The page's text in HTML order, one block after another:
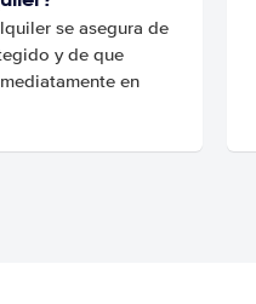
se asegura de
y de que
en